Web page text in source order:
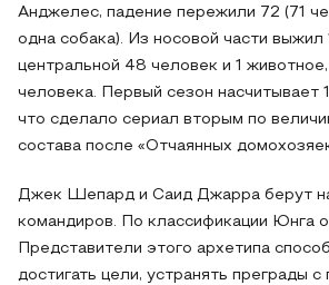
Анджелес, падение пережили 72 (71
одна собака). Из носовой части выжил
центральной 48 человек и 1
человека. Первый сезон насчитывает
что сделало сериал вторым по
состава после «Отчаянных
Джек Шепард и Саид Джарра берут
командиров. По классификации Юнга
Представители этого архетипа
достигать цели, устранять преграды с